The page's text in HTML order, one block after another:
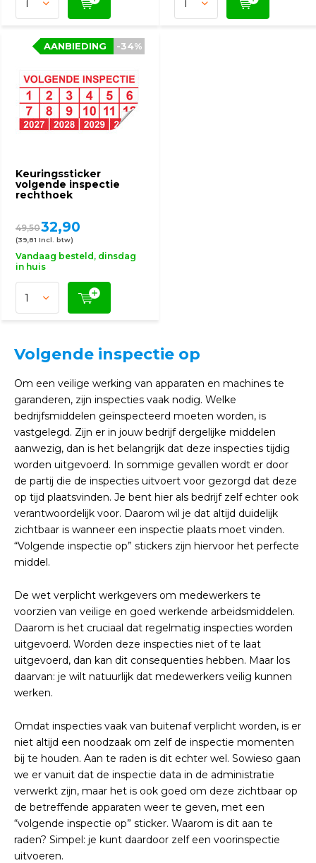
Keuringssticker
volgende inspectie
rechthoek
-34%
AANBIEDING
49,5032,90
(39,81 Incl. btw)
Vandaag besteld, dinsdag
in huis
Volgende inspectie op
Om een veilige werking van apparaten en machines te
garanderen, zijn inspecties vaak nodig. Welke
bedrijfsmiddelen geïnspecteerd moeten worden, is
vastgelegd. Zijn er in jouw bedrijf dergelijke middelen
aanwezig, dan is het belangrijk dat deze inspecties tijdig
worden uitgevoerd. In sommige gevallen wordt er door
de partij die de inspecties uitvoert voor gezorgd dat deze
op tijd plaatsvinden. Je bent hier als bedrijf zelf echter ook
verantwoordelijk voor. Daarom wil je dat altijd duidelijk
zichtbaar is wanneer een inspectie plaats moet vinden.
“Volgende inspectie op” stickers zijn hiervoor het perfecte
middel.
De wet verplicht werkgevers om medewerkers te
voorzien van veilige en goed werkende arbeidsmiddelen.
Daarom is het cruciaal dat regelmatig inspecties worden
uitgevoerd. Worden deze inspecties niet of te laat
uitgevoerd, dan kan dit consequenties hebben. Maar los
daarvan: je wilt natuurlijk dat medewerkers veilig kunnen
werken.
Omdat inspecties vaak van buitenaf verplicht worden, is er
niet altijd een noodzaak om zelf de inspectie momenten
bij te houden. Aan te raden is dit echter wel. Sowieso gaan
we er vanuit dat de inspectie data in de administratie
verwerkt zijn, maar het is ook goed om deze zichtbaar op
de betreffende apparaten weer te geven, met een
“volgende inspectie op” sticker. Waarom is dit aan te
raden? Simpel: je kunt daardoor zelf een voorinspectie
uitvoeren.